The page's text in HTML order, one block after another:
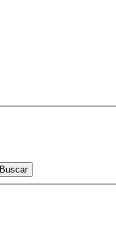
Buscar